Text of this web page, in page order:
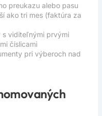
preukazu alebo pasu
ako tri mes (faktúra za
s viditeľnými prvými
číslicami
pri výberoch nad